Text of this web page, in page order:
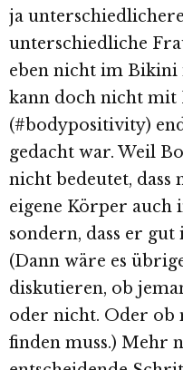
ja
unterschiedliche
eben nicht im Bikini
kann doch nicht mit
(#bodypositivity)
gedacht war. Weil
nicht bedeutet, dass
eigene Körper auch
sondern, dass er gut
(Dann wäre es
diskutieren, ob
oder nicht. Oder ob
finden muss.) Mehr